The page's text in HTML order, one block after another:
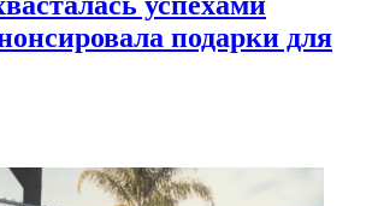
подарки для